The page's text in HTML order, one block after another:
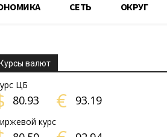
СЕТЬ ОКРУГ
Курсы валют
ЦБ
80.93 € 93.19
курс